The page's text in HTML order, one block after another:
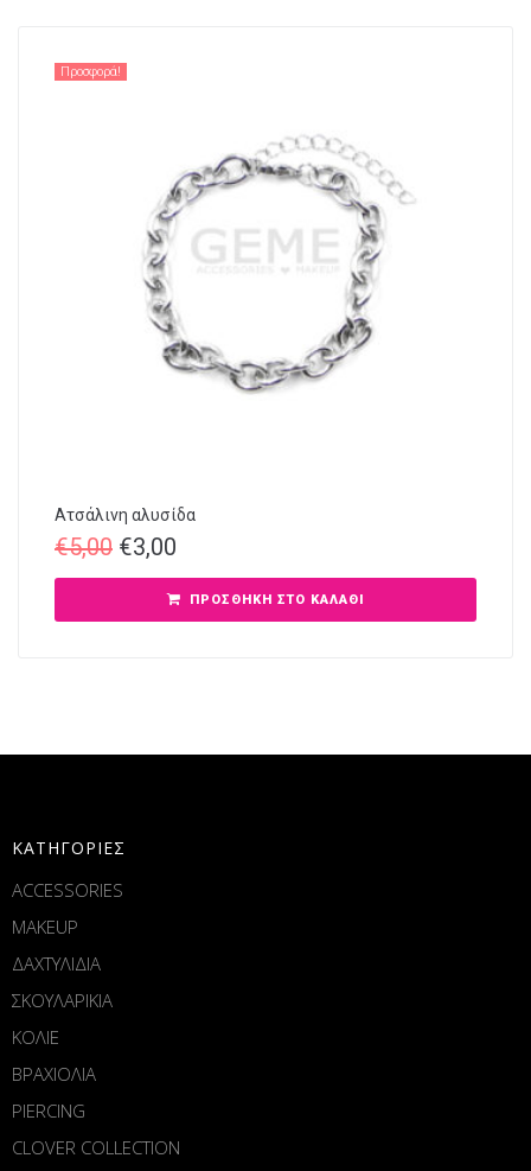
Προσφορά!
Ατσάλινη αλυσίδα
€5,00 €3,00
ΠΡΟΣΘΉΚΗ ΣΤΟ ΚΑΛΆΘΙ
ΚΑΤΗΓΟΡΙΕΣ
ACCESSORIES
MAKEUP
ΔΑΧΤΥΛΙΔΙΑ
ΣΚΟΥΛΑΡΙΚΙΑ
ΚΟΛΙΕ
ΒΡΑΧΙΟΛΙΑ
PIERCING
CLOVER COLLECTION